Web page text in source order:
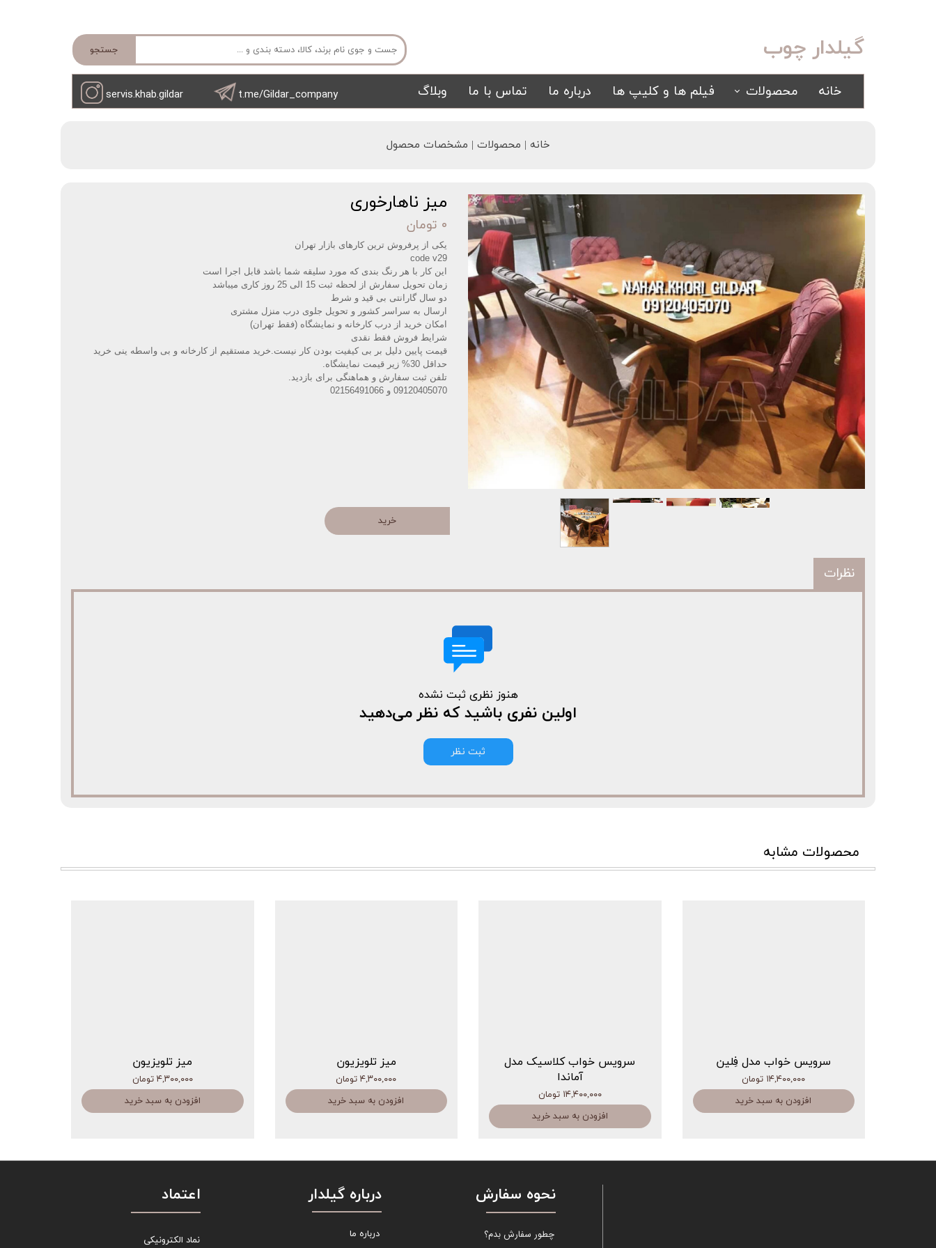
جستجو گیلدار چوب
خانه
محصولات
سرویس خواب آینه ای
کمد و بوفه تشک تابلو
فیلم ها و کلیپ ها درباره ما تماس با ما وبلاگ t.me/Gildar_company
servis.khab.gildar
خانه | محصولات | مشخصات محصول
میز ناهارخوری
۰ تومان
یکی از پرفروش ترین کارهای بازار تهران
code v29
این کار با هر رنگ بندی که مورد سلیقه شما باشد قابل اجرا است
زمان تحویل سفارش از لحظه ثبت 15 الی 25 روز کاری میباشد
دو سال گارانتی بی قید و شرط
ارسال به سراسر کشور و تحویل جلوی درب منزل مشتری
امکان خرید از درب کارخانه و نمایشگاه (فقط تهران)
شرایط فروش فقط نقدی
قیمت پایین دلیل بر بی کیفیت بودن کار نیست.خرید مستقیم از کارخانه و بی واسطه ینی خرید
حداقل 30% زیر قیمت نمایشگاه
.
تلفن ثبت سفارش و هماهنگی برای بازدید.
09120405070 و 02156491066
نظرات
هنوز نظری ثبت نشده
اولین نفری باشید که نظر می‌دهید
ثبت نظر
خرید
محصولات مشابه
سرویس خواب مدل فِلین
۱۴,۴۰۰,۰۰۰ تومان
افزودن به سبد خرید
سرویس خواب کلاسیک مدل
آماندا
۱۴,۴۰۰,۰۰۰ تومان
افزودن به سبد خرید
میز تلویزیون
۴,۳۰۰,۰۰۰ تومان
افزودن به سبد خرید
میز تلویزیون
۴,۳۰۰,۰۰۰ تومان
افزودن به سبد خرید
نحوه سفارش
چطور سفارش بدم؟
اعتماد
نماد الکترونیکی
درباره گیلدار
درباره ما